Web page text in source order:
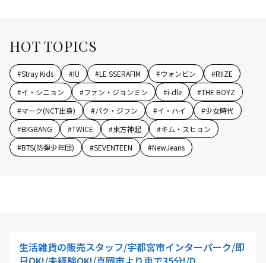
HOT TOPICS
#Stray Kids #IU #LE SSERAFIM #ウォンビン #RIIZE
#イ・シニョン #ファン・ジョンミン #i-dle #THE BOYZ
#マーク(NCT出身) #パク・ジフン #イ・ハイ #少女時代
#BIGBANG #TWICE #東方神起 #キム・スヒョン
#BTS(防弾少年団) #SEVENTEEN #NewJeans
生活雑貨の販売スタッフ/宇都宮市インターパーク/即